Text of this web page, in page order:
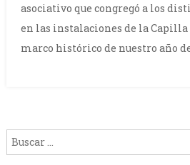
asociativo que congregó a los
en las instalaciones de la Capilla
marco histórico de nuestro año